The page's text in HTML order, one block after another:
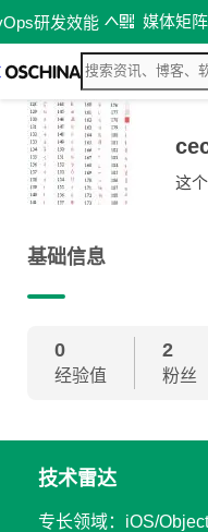
研发效能 媒体矩阵
这
基础信息
0
经验值
2
粉丝
技术雷达
专长领域：iOS/